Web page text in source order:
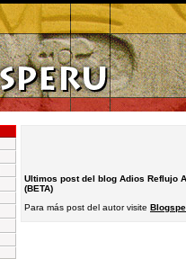
Ultimos post del blog Adios Reflujo
(BETA)
Para más post del autor visite